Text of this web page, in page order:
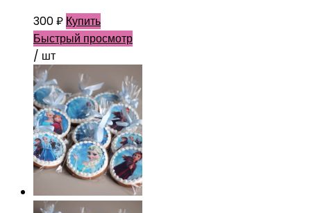
300₽ Купить
Быстрый просмотр
/ шт